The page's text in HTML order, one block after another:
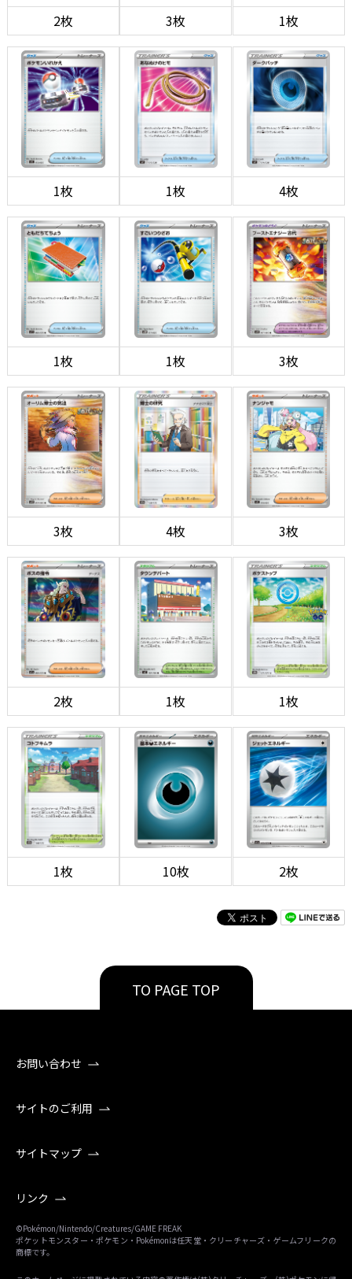
2枚 3枚 1枚
1枚 1枚 4枚
1枚 1枚 3枚
3枚 4枚 3枚
2枚 1枚 1枚
1枚 10枚 2枚
TO PAGE TOP
お問い合わせ
サイトのご利用
サイトマップ
リンク
©Pokémon/Nintendo/Creatures/GAME FREAK
ポケットモンスター・ポケモン・Pokémonは任天堂・クリーチャーズ・ゲームフリークの
商標です。